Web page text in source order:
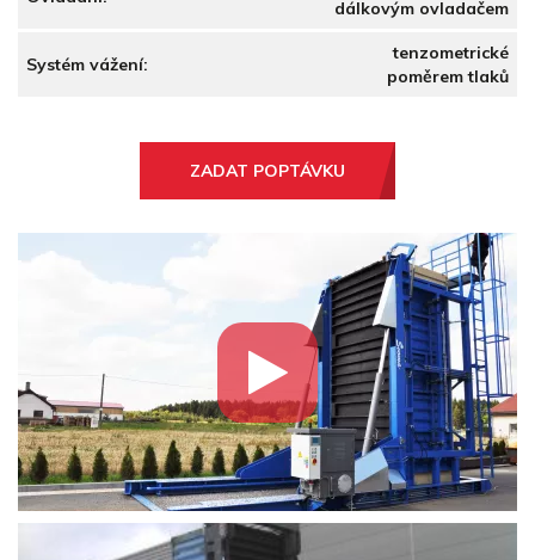
dálkovým ovladačem
Systém vážení:
tenzometrické
poměrem tlaků
ZADAT POPTÁVKU